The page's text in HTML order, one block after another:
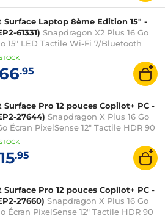
Surface Laptop 8ème Edition 15" -
61331) Snapdragon X2 Plus 16 Go
15" LED Tactile Wi-Fi 7/Bluetooth
11 Famille
.95
Pro 12 pouces Copilot+ PC -
27644) Snapdragon X Plus 16 Go
Écran PixelSense 12" Tactile HDR 90
Bluetooth Webcam Windows 11
.95
Pro 12 pouces Copilot+ PC -
27660) Snapdragon X Plus 16 Go
Écran PixelSense 12" Tactile HDR 90